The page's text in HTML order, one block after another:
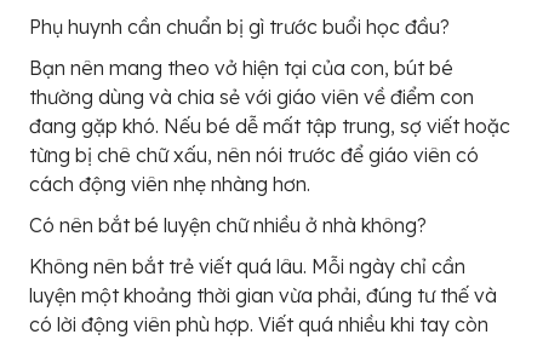
Phụ huynh cần chuẩn bị gì trước buổi học đầu?
Bạn nên mang theo vở hiện tại của con, bút bé
thường dùng và chia sẻ với giáo viên về điểm con
đang gặp khó. Nếu bé dễ mất tập trung, sợ viết hoặc
từng bị chê chữ xấu, nên nói trước để giáo viên có
cách động viên nhẹ nhàng hơn.
Có nên bắt bé luyện chữ nhiều ở nhà không?
Không nên bắt trẻ viết quá lâu. Mỗi ngày chỉ cần
luyện một khoảng thời gian vừa phải, đúng tư thế và
có lời động viên phù hợp. Viết quá nhiều khi tay còn